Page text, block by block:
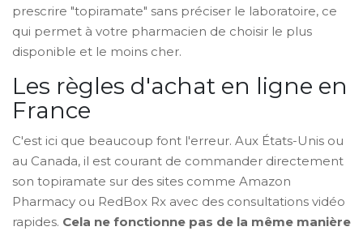
prescrire "topiramate" sans préciser le laboratoire, ce
qui permet à votre pharmacien de choisir le plus
disponible et le moins cher.
Les règles d'achat en ligne en
France
C'est ici que beaucoup font l'erreur. Aux États-Unis ou
au Canada, il est courant de commander directement
son topiramate sur des sites comme Amazon
Pharmacy ou RedBox Rx avec des consultations vidéo
rapides. Cela ne fonctionne pas de la même manière